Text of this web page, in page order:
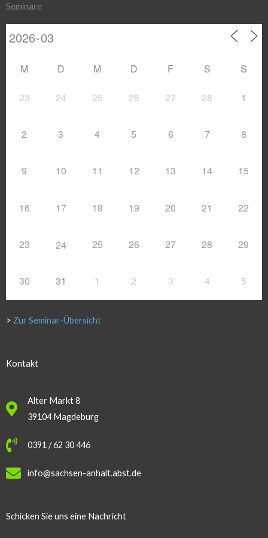
Seminare
M D M D F S S
23 24 25 26 27 28 1
2 3 4 5 6 7 8
9 10 11 12 13 14 15
16 17 18 19 20 21 22
23 24 25 26 27 28 29
30 31 1 2 3 4 5
> Zur Seminar-Übersicht
Kontakt
Alter Markt 8
39104 Magdeburg
0391 / 62 30 446
info@sachsen-anhalt.abst.de
Schicken Sie uns eine Nachricht